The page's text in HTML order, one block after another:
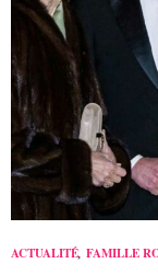
ACTUALITÉ, FAMILLE